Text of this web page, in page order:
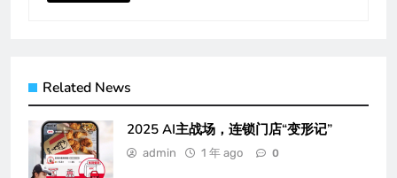
Related News
2025 AI主战场，连锁门店“变形记”
admin 1 年 ago 0